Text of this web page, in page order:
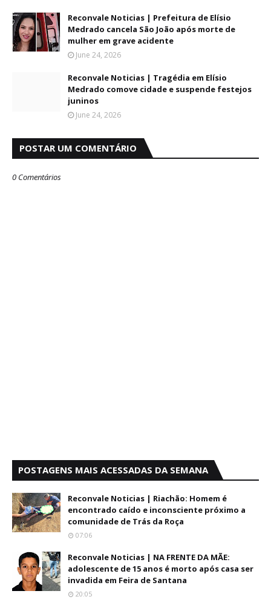
Reconvale Noticias | Prefeitura de Elísio
Medrado cancela São João após morte de
mulher em grave acidente
June 24, 2026
Reconvale Noticias | Tragédia em Elísio
Medrado comove cidade e suspende festejos
juninos
June 24, 2026
POSTAR UM COMENTÁRIO
0 Comentários
POSTAGENS MAIS ACESSADAS DA SEMANA
Reconvale Noticias | Riachão: Homem é
encontrado caído e inconsciente próximo a
comunidade de Trás da Roça
07:06
Reconvale Noticias | NA FRENTE DA MÃE:
adolescente de 15 anos é morto após casa ser
invadida em Feira de Santana
20:05